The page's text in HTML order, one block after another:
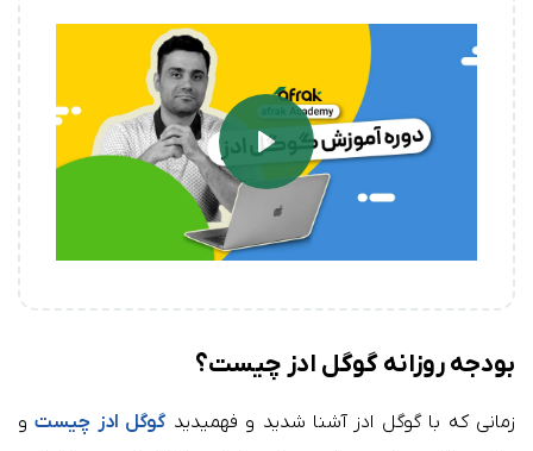
Play
بودجه روزانه گوگل ادز چیست؟
زمانی که با گوگل ادز آشنا شدید و فهمیدید گوگل ادز چیستو